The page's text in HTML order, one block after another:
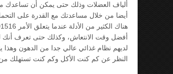
ألياف العضلات وذلك حتى يمكن أن تساعدك
أيضا من خلال مساعدتك مع القدرة على
أفضل وقت الانتعاش، وكذلك حتى تعرف أنك
لديهم نظام غذائي عالي جدا من الدهون
النظر عن كم كنت الأكل وكم كنت تستهلك